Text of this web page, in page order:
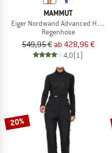
MAMMUT
Eiger Nordwand Advanced
Regenhose
549,95 € ab 428,96 €
4,0(1)
20%